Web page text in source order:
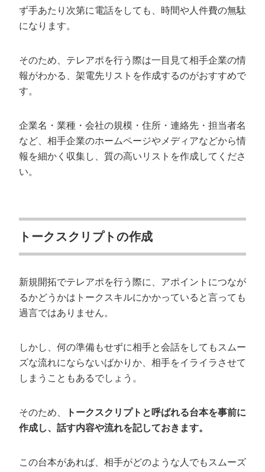
ず手あたり次第に電話をしても、時間や人件費の無駄
になります。
そのため、テレアポを行う際は一目見て相手企業の情
報がわかる、架電先リストを作成するのがおすすめで
す。
企業名・業種・会社の規模・住所・連絡先・担当者名
など、相手企業のホームページやメディアなどから情
報を細かく収集し、質の高いリストを作成してくださ
い。
トークスクリプトの作成
新規開拓でテレアポを行う際に、アポイントにつなが
るかどうかはトークスキルにかかっていると言っても
過言ではありません。
しかし、何の準備もせずに相手と会話をしてもスムー
ズな流れにならないばかりか、相手をイライラさせて
しまうこともあるでしょう。
そのため、
トークスクリプトと呼ばれる台本を事前に
作成し、話す内容や流れを記しておきます。
この台本があれば、相手がどのような人でもスムーズ